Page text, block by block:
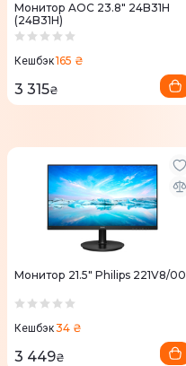
Монитор AOC 23.8" 24B31H
(24B31H)
Кешбэк165 ₴
3 315₴
Монитор 21.5" Philips 221V8/00
Кешбэк34 ₴
3 449₴